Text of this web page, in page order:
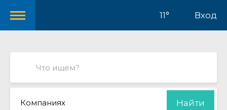
11° Вход
Компаниях Найти